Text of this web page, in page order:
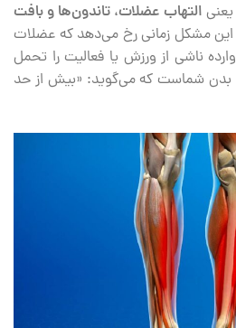
التهاب عضلات، تاندون‌ها و بافت
این مشکل زمانی رخ می‌دهد که عضلات
ناشی از ورزش یا فعالیت را تحمل
بدن شماست که می‌گوید: «بیش از حد